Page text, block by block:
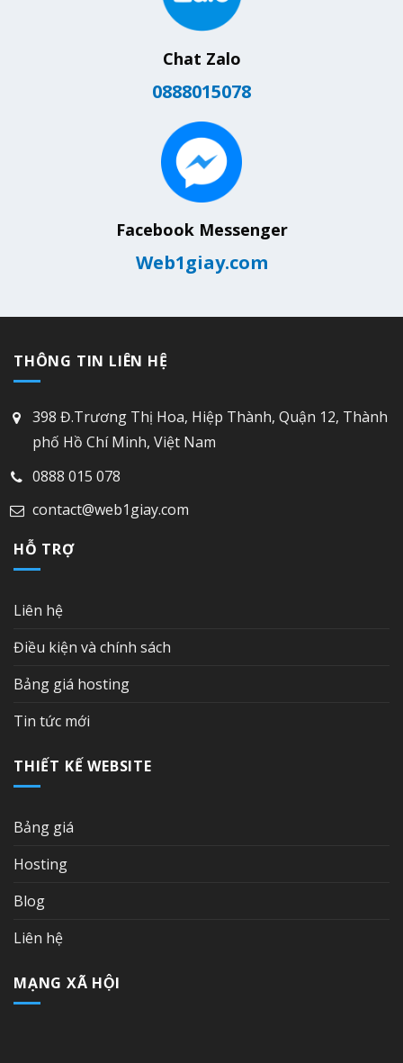
Chat Zalo
0888015078
Facebook Messenger
Web1giay.com
THÔNG TIN LIÊN HỆ
398 Đ.Trương Thị Hoa, Hiệp Thành, Quận 12, Thành
phố Hồ Chí Minh, Việt Nam
0888 015 078
contact@web1giay.com
HỖ TRỢ
Liên hệ
Điều kiện và chính sách
Bảng giá hosting
Tin tức mới
THIẾT KẾ WEBSITE
Bảng giá
Hosting
Blog
Liên hệ
MẠNG XÃ HỘI